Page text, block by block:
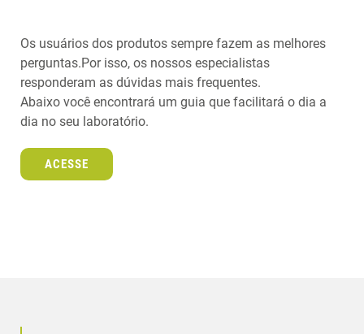
Os usuários dos produtos sempre fazem as melhores
perguntas.Por isso, os nossos especialistas
responderam as dúvidas mais frequentes.
Abaixo você encontrará um guia que facilitará o dia a
dia no seu laboratório.
ACESSE